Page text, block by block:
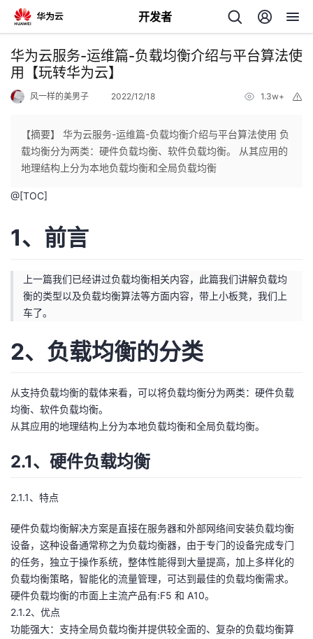
开发者
返
回
个
人
主
我
发
的
客
我
论
的
我
播
活
动
的
关
开
学
课
程
的
认
证
我
的
实
我
的
的
Programs
我
持
的
技
支
持
我
的
声
建
华为云服务-运维篇-负载均衡介绍与平台算法使
用【玩转华为云】
风一样的美男子 2022/12/18 1.3w+
【摘要】 华为云服务-运维篇-负载均衡介绍与平台算法使用 负
载均衡分为两类：硬件负载均衡、软件负载均衡。 从其应用的
地理结构上分为本地负载均衡和全局负载均衡
@[TOC]
1、前言
上一篇我们已经讲过负载均衡相关内容，此篇我们讲解负载均
衡的类型以及负载均衡算法等方面内容，带上小板凳，我们上
车了。
2、负载均衡的分类
从支持负载均衡的载体来看，可以将负载均衡分为两类：硬件负载
均衡、软件负载均衡。
从其应用的地理结构上分为本地负载均衡和全局负载均衡。
2.1、硬件负载均衡
2.1.1、特点
硬件负载均衡解决方案是直接在服务器和外部网络间安装负载均衡
设备，这种设备通常称之为负载均衡器，由于专门的设备完成专门
的任务，独立于操作系统，整体性能得到大量提高，加上多样化的
负载均衡策略，智能化的流量管理，可达到最佳的负载均衡需求。
硬件负载均衡的市面上主流产品有:F5 和 A10。
2.1.2、优点
功能强大：支持全局负载均衡并提供较全面的、复杂的负载均衡算